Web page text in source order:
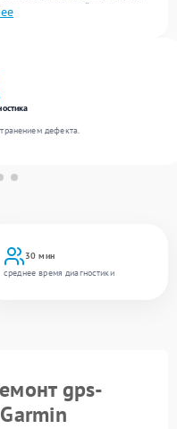
за задачи любой сложности и
использованию современного
30 мин
среднее время диагностики
дефекта.
gps-